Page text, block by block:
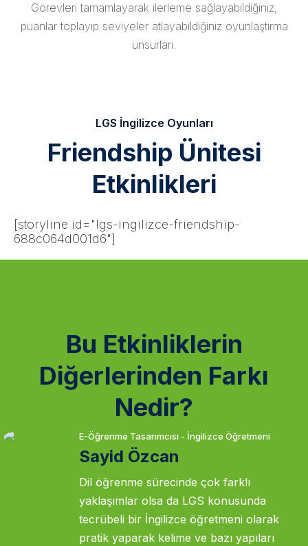
Görevleri tamamlayarak ilerleme sağlayabildiğiniz,
puanlar toplayıp seviyeler atlayabildiğiniz oyunlaştırma
unsurları.
LGS İngilizce Oyunları
Friendship Ünitesi
Etkinlikleri
[storyline id="lgs-ingilizce-friendship-
688c064d001d6"]
Bu Etkinliklerin
Diğerlerinden Farkı
Nedir?
E-Öğrenme Tasarımcısı - İngilizce Öğretmeni
Sayid Özcan
Dil öğrenme sürecinde çok farklı
yaklaşımlar olsa da LGS konusunda
tecrübeli bir İngilizce öğretmeni olarak
pratik yaparak kelime ve bazı yapıları